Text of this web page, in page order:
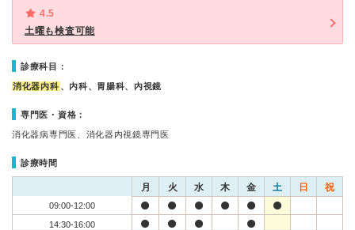
4.5
土曜も検査可能
診療科目：
消化器内科 、内科、胃腸科、内視鏡
専門医・資格：
消化器病専門医、消化器内視鏡専門医
診療時間
月 火 水 木 金 土 日 祝
09:00-12:00
14:30-16:00